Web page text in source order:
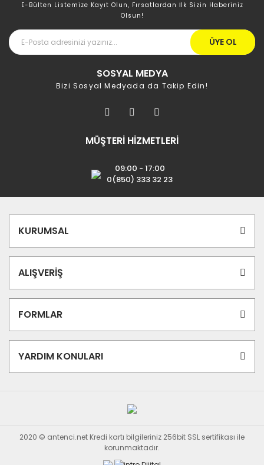
E-Bülten Listemize Kayıt Olun, Fırsatlardan İlk Sizin Haberiniz
Olsun!
ÜYE OL
SOSYAL MEDYA
Bizi Sosyal Medyada da Takip Edin!
MÜŞTERİ HİZMETLERİ
09:00 - 17:00
0(850) 333 32 23
KURUMSAL
ALIŞVERİŞ
FORMLAR
YARDIM KONULARI
2020 © antenci.net Kredi kartı bilgileriniz 256bit SSL sertifikası ile
korunmaktadır.